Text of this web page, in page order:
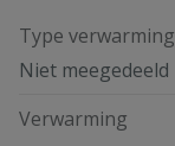
Type verwarming
Niet meegedeeld
Verwarming